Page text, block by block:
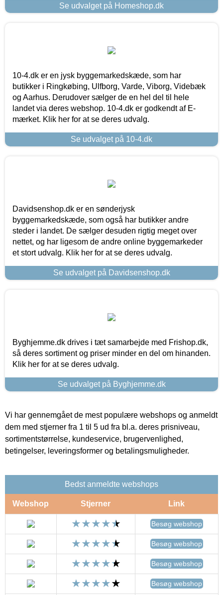
Se udvalget på Homeshop.dk
10-4.dk er en jysk byggemarkedskæde, som har
butikker i Ringkøbing, Ulfborg, Varde, Viborg, Videbæk
og Aarhus. Derudover sælger de en hel del til hele
landet via deres webshop. 10-4.dk er godkendt af E-
mærket. Klik her for at se deres udvalg.
Se udvalget på 10-4.dk
Davidsenshop.dk er en sønderjysk
byggemarkedskæde, som også har butikker andre
steder i landet. De sælger desuden rigtig meget over
nettet, og har ligesom de andre online byggemarkeder
et stort udvalg. Klik her for at se deres udvalg.
Se udvalget på Davidsenshop.dk
Byghjemme.dk drives i tæt samarbejde med Frishop.dk,
så deres sortiment og priser minder en del om hinanden.
Klik her for at se deres udvalg.
Se udvalget på Byghjemme.dk
Vi har gennemgået de mest populære webshops og anmeldt
dem med stjerner fra 1 til 5 ud fra bl.a. deres prisniveau,
sortimentstørrelse, kundeservice, brugervenlighed,
betingelser, leveringsformer og betalingsmuligheder.
Bedst anmeldte webshops
Webshop Stjerner Link
Besøg webshop
Besøg webshop
Besøg webshop
Besøg webshop